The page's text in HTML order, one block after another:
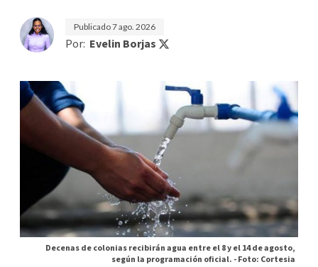
Publicado7 ago. 2026
Por: Evelin Borjas
Decenas de colonias recibirán agua entre el 8 y el 14 de agosto,
según la programación oficial. -Foto: Cortesia